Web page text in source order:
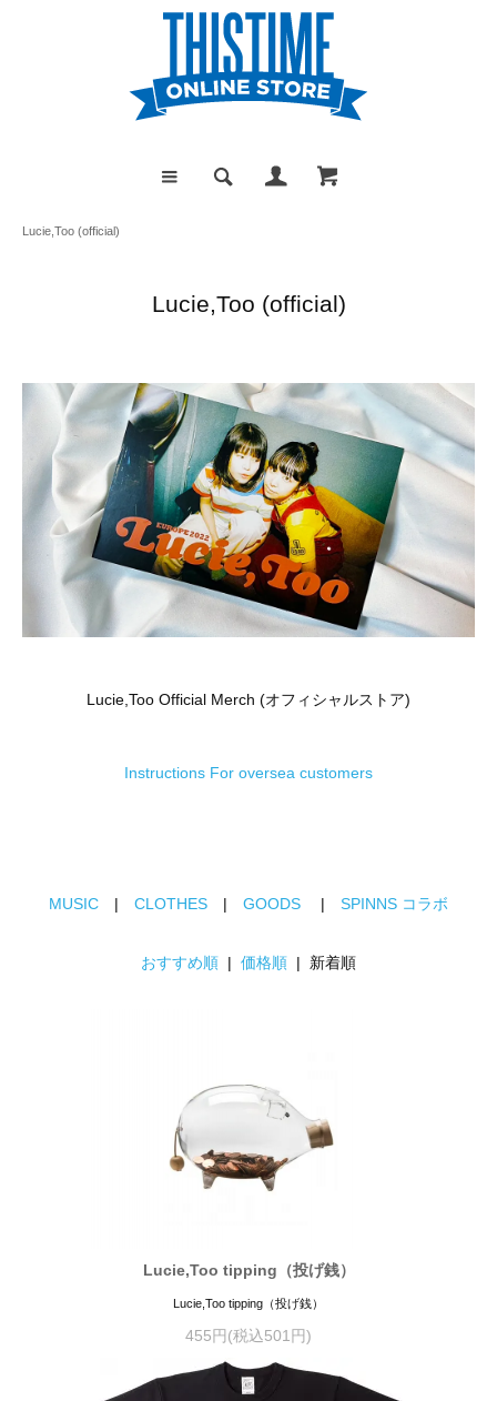
Lucie,Too (official)
Lucie,Too (official)
Lucie,Too Official Merch (オフィシャルストア)
Instructions For oversea customers
MUSIC | CLOTHES | GOODS | SPINNS コラボ
おすすめ順 | 価格順 | 新着順
Lucie,Too tipping（投げ銭）
Lucie,Too tipping（投げ銭）
455円(税込501円)